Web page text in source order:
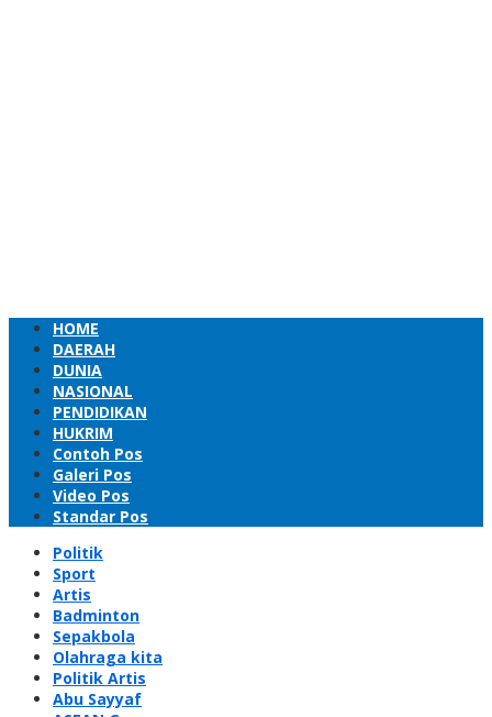
HOME
DAERAH
DUNIA
NASIONAL
PENDIDIKAN
HUKRIM
Contoh Pos
Galeri Pos
Video Pos
Standar Pos
Politik
Sport
Artis
Badminton
Sepakbola
Olahraga kita
Politik Artis
Abu Sayyaf